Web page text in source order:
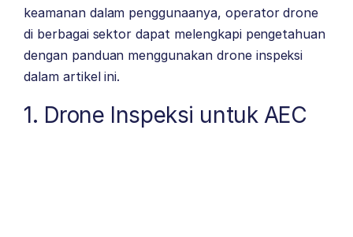
keamanan dalam penggunaanya, operator drone
di berbagai sektor dapat melengkapi pengetahuan
dengan panduan menggunakan drone inspeksi
dalam artikel ini.
1. Drone Inspeksi untuk AEC